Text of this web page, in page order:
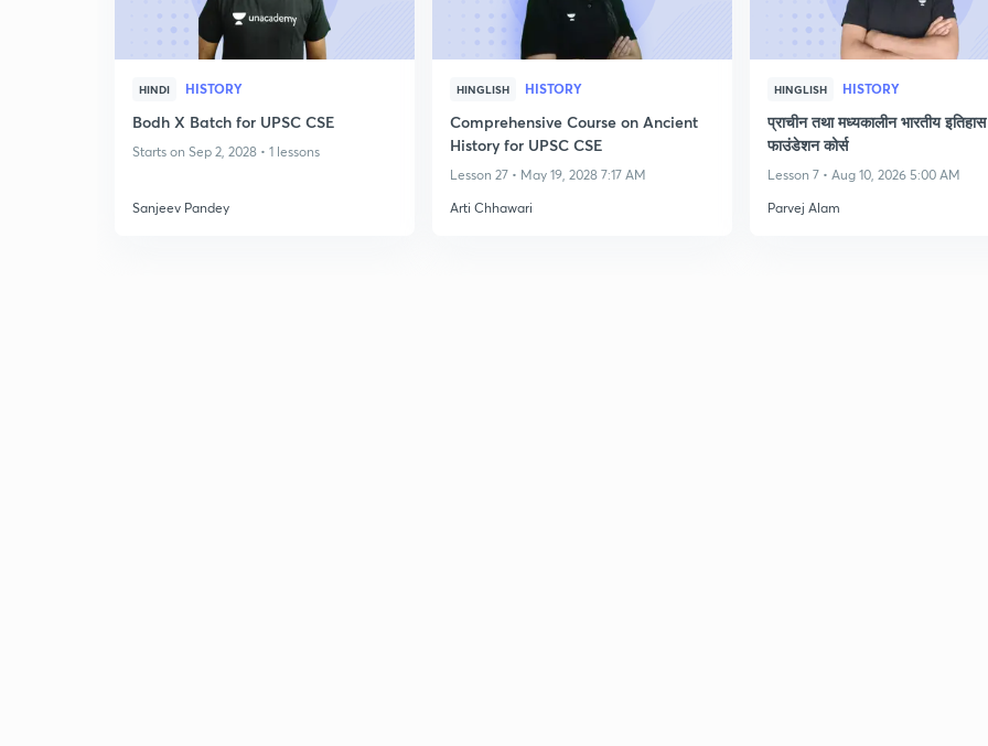
HINDI HISTORY
Bodh X Batch for UPSC CSE
Starts on Sep 2, 2028 • 1 lessons
Sanjeev Pandey
HINGLISH HISTORY
Comprehensive Course on Ancient
History for UPSC CSE
Lesson 27 • May 19, 2028 7:17 AM
Arti Chhawari
HINGLISH HISTORY
प्राचीन तथा मध्यकालीन भारतीय
फाउंडेशन कोर्स
Lesson 7 • Aug 10, 2026 5:00 AM
Parvej Alam